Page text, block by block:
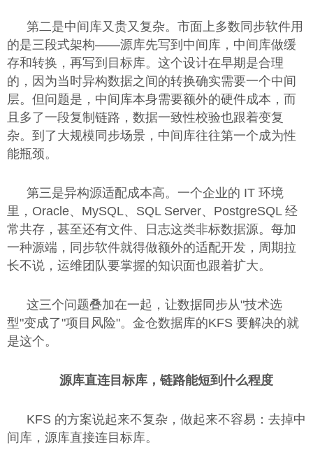
第二是中间库又贵又复杂。市面上多数同步软件用
的是三段式架构——源库先写到中间库，中间库做缓
存和转换，再写到目标库。这个设计在早期是合理
的，因为当时异构数据之间的转换确实需要一个中间
层。但问题是，中间库本身需要额外的硬件成本，而
且多了一段复制链路，数据一致性校验也跟着变复
杂。到了大规模同步场景，中间库往往第一个成为性
能瓶颈。
第三是异构源适配成本高。一个企业的 IT 环境
里，Oracle、MySQL、SQL Server、PostgreSQL 经
常共存，甚至还有文件、日志这类非标数据源。每加
一种源端，同步软件就得做额外的适配开发，周期拉
长不说，运维团队要掌握的知识面也跟着扩大。
这三个问题叠加在一起，让数据同步从"技术选
型"变成了"项目风险"。金仓数据库的KFS 要解决的就
是这个。
源库直连目标库，链路能短到什么程度
KFS 的方案说起来不复杂，做起来不容易：去掉中
间库，源库直接连目标库。